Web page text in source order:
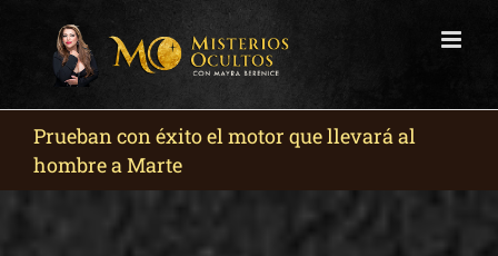
Prueban con éxito el motor que llevará al
hombre a Marte